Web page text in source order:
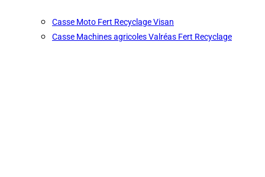
Casse Moto Fert Recyclage Visan
Casse Machines agricoles Valréas Fert Recyclage